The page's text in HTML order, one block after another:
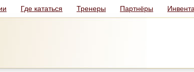
Где кататься Тренеры Партнёры